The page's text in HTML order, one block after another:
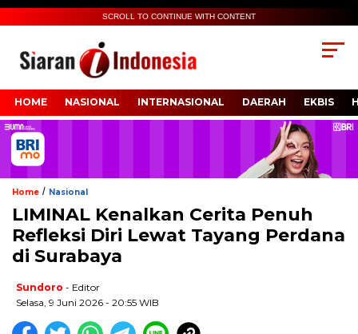
SCROLL TO CONTINUE WITH CONTENT
HOME NASIONAL INTERNASIONAL DAERAH EKBIS
Home / Nasional
LIMINAL Kenalkan Cerita Penuh
Refleksi Diri Lewat Tayang Perdana
di Surabaya
Sundoro - Editor
Selasa, 9 Juni 2026 - 20:55 WIB